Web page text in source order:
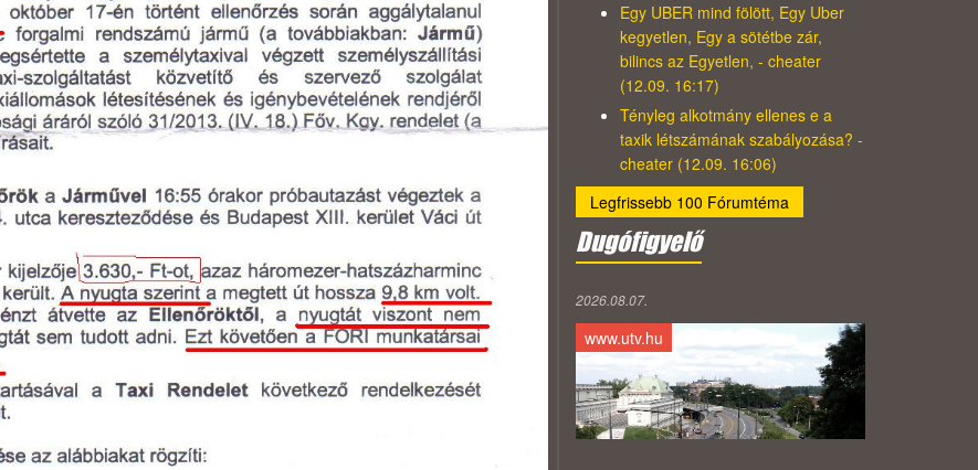
Egy UBER mind fölött, Egy Uber
kegyetlen, Egy a sötétbe zár,
bilincs az Egyetlen, - cheater
(12.09. 16:17)
Tényleg alkotmány ellenes e a
taxik létszámának szabályozása? -
cheater (12.09. 16:06)
Legfrissebb 100 Fórumtéma
Dugófigyelő
2026.08.07.
www.utv.hu